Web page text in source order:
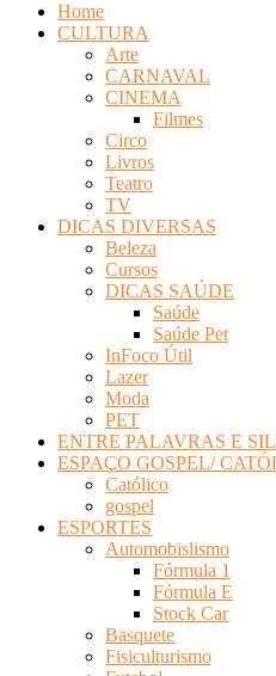
Home
CULTURA
Arte
CARNAVAL
CINEMA
Filmes
Circo
Livros
Teatro
TV
DICAS DIVERSAS
Beleza
Cursos
DICAS SAÚDE
Saúde
Saúde Pet
InFoco Útil
Lazer
Moda
PET
ENTRE PALAVRAS E
ESPAÇO GOSPEL/
Católico
gospel
ESPORTES
Automobislismo
Fórmula 1
Fórmula E
Stock Car
Basquete
Fisiculturismo